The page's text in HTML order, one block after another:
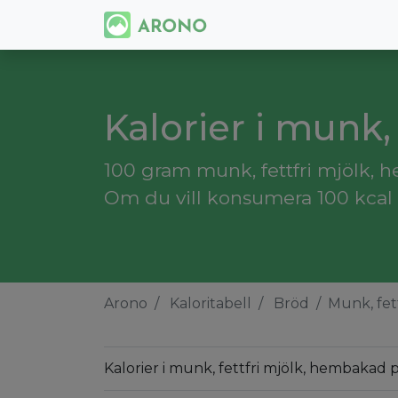
Kalorier i
100 gram munk, fettfri mjölk,
Om du vill konsumera 100
Arono Kaloritabell Bröd Munk,
Kalorier i munk, fettfri mjölk, hembakad